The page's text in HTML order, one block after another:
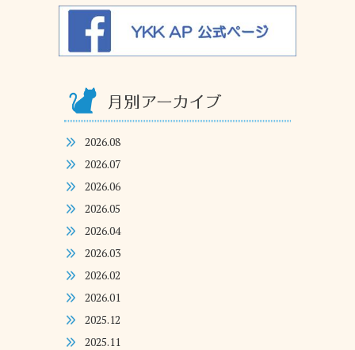
2026.08
2026.07
2026.06
2026.05
2026.04
2026.03
2026.02
2026.01
2025.12
2025.11